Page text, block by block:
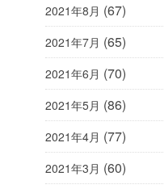
2021年8月 (67)
2021年7月 (65)
2021年6月 (70)
2021年5月 (86)
2021年4月 (77)
2021年3月 (60)